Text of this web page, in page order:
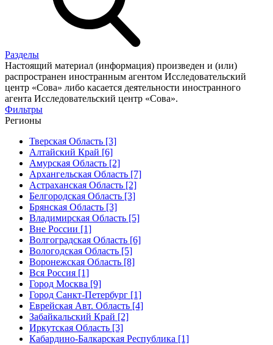
Разделы
Настоящий материал (информация) произведен и (или)
распространен иностранным агентом Исследовательский
центр «Сова» либо касается деятельности иностранного
агента Исследовательский центр «Сова».
Фильтры
Регионы
Тверская Область [3]
Алтайский Край [6]
Амурская Область [2]
Архангельская Область [7]
Астраханская Область [2]
Белгородская Область [3]
Брянская Область [3]
Владимирская Область [5]
Вне России [1]
Волгоградская Область [6]
Вологодская Область [5]
Воронежская Область [8]
Вся Россия [1]
Город Москва [9]
Город Санкт-Петербург [1]
Еврейская Авт. Область [4]
Забайкальский Край [2]
Иркутская Область [3]
Кабардино-Балкарская Республика [1]